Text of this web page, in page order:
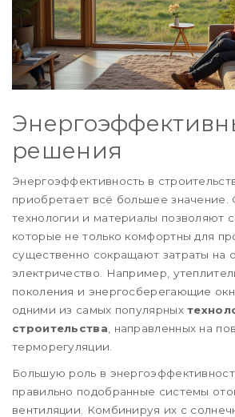
решения
Энергоэффективность в
приобретает всё большее
технологии и материалы позволяют
которые не только комфортны для
существенно сокращают затраты на
электричество. Например,
поколения и энергосберегающие
одними из самых популярных
строительства , направленных на
терморегуляции.
Большую роль в
правильно подобранные системы
вентиляции. Комбинируя их с